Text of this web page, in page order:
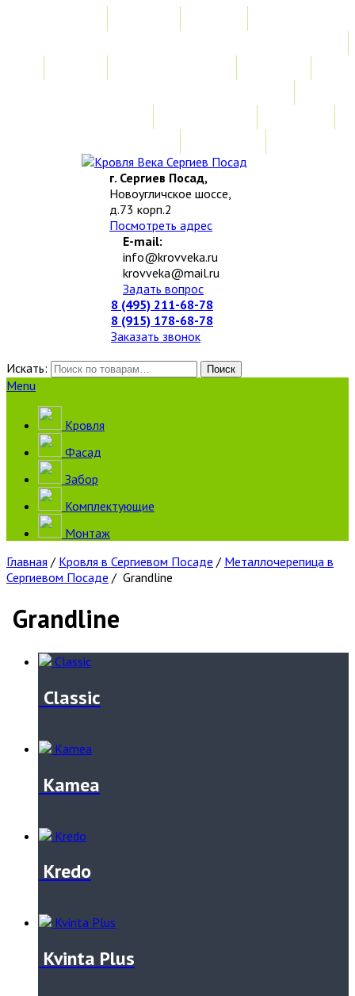
г. Сергиев Посад,
Новоугличское шоссе,
д.73 корп.2
Посмотреть адрес
E-mail:
info@krovveka.ru
krovveka@mail.ru
Задать вопрос
8 (495) 211-68-78
8 (915) 178-68-78
Заказать звонок
Искать:
Поиск
Menu
Кровля
Фасад
Забор
Комплектующие
Монтаж
Главная / Кровля в Сергиевом Посаде / Металлочерепица в
Сергиевом Посаде / Grandline
Grandline
Classic
Kamea
Kredo
Kvinta Plus